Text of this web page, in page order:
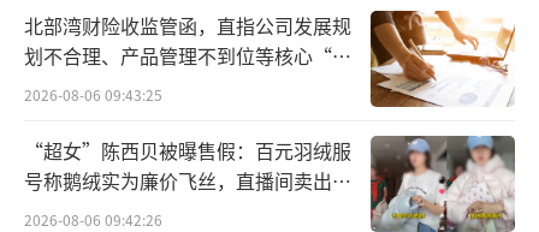
只是到了最近40多年，股市逐渐成为美国
提振经济和消费的重要抓手，通过加强监管、
持续引入长期投资者、强化平准基金等政策变
革，美股市场生态得以巨变，最终走向长牛的
成熟阶段。
北部湾财险收监管函，直指公司发展规
划不合理、产品管理不到位等核心“痛
点”
2026-08-06 09:43:25
“超女”陈西贝被曝售假：百元羽绒服
号称鹅绒实为廉价飞丝，直播间卖出超
百万元
2026-08-06 09:42:26